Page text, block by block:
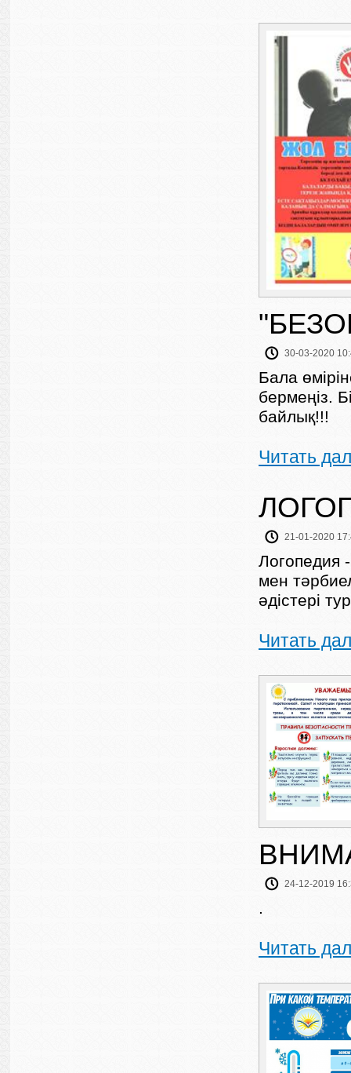
30-03-2020
Бала
бермеңіз.
байлық!!!
Читать
21-01-2020
Логопедия
мен
әдістері
Читать
24-12-2019
.
Читать